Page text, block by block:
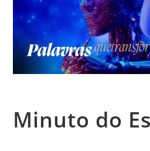
Minuto do